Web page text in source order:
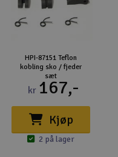
HPI-87151 Teflon
kobling sko / fjeder
sæt
kr 167,-
Kjøp
2 på lager